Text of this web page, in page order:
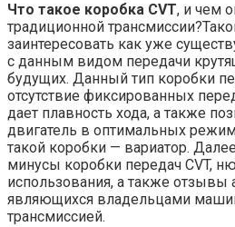
Что такое коробка CVT, и чем
традиционной
заинтересовать как уже
с данным видом передачи
будущих. Данный тип коробки
отсутствие фиксированных
дает плавность хода, а также
двигатель в оптимальных
такой коробки — вариатор.
минусы коробки передач CVT,
использования, а также отзывы
являющихся владельцами
трансмиссией.